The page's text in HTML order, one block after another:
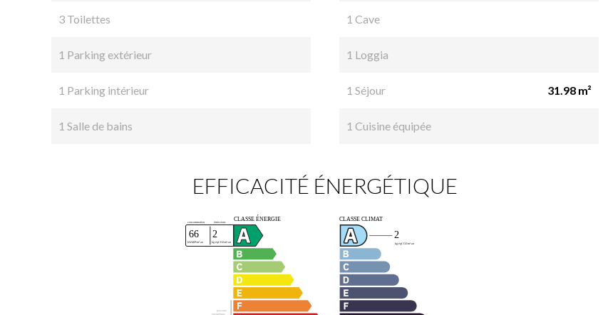
3 Toilettes
1 Parking extérieur
1 Parking intérieur
1 Salle de bains
1 Cave
1 Loggia
1 Séjour 31.98 m²
1 Cuisine équipée
EFFICACITÉ ÉNERGÉTIQUE